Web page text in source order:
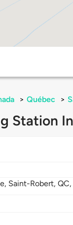
> Québec >
Station
Saint-Robert,